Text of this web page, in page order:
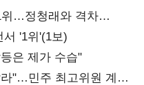
위…정청래와 격차
서 '1위'(1보)
은 제가 수습"
"…민주 최고위원 계파